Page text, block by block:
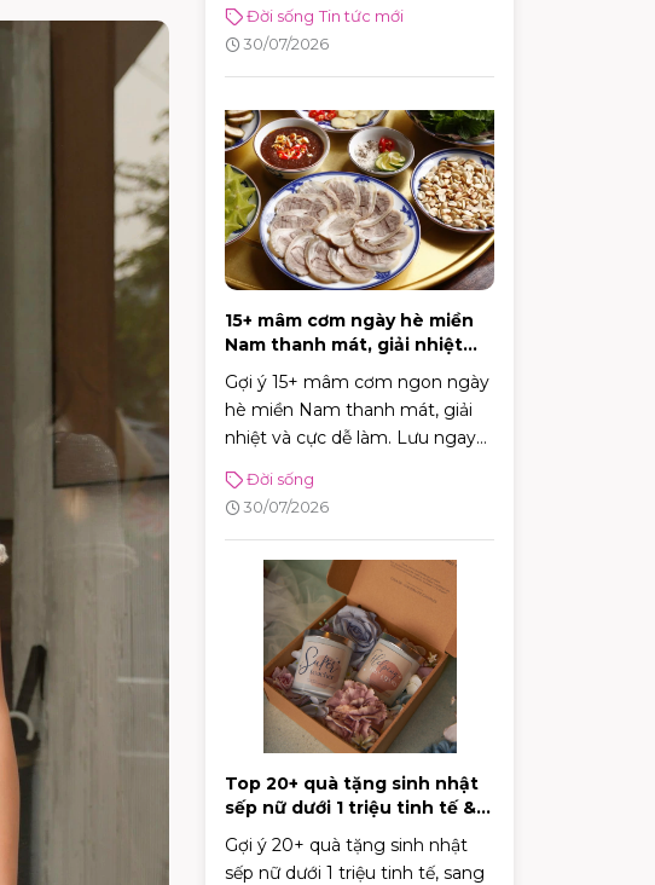
và tràn đầy năng lượng mỗi
ngày!
Đời sống Tin tức mới
30/07/2026
15+ mâm cơm ngày hè miền
Nam thanh mát, giải nhiệt
Gợi ý 15+ mâm cơm ngon ngày
hè miền Nam thanh mát, giải
nhiệt và cực dễ làm. Lưu ngay
cơm gia đình luôn đậm đà, tròn
vị!
Đời sống
30/07/2026
Top 20+ quà tặng sinh nhật
sếp nữ dưới 1 triệu tinh tế &
Gợi ý 20+ quà tặng sinh nhật
sếp nữ dưới 1 triệu tinh tế, sang